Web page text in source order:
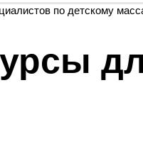
по детскому